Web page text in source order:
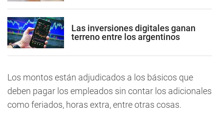
Las inversiones digitales ganan
terreno entre los argentinos
Los montos están adjudicados a los básicos que
deben pagar los empleados sin contar los adicionales
como feriados, horas extra, entre otras cosas.